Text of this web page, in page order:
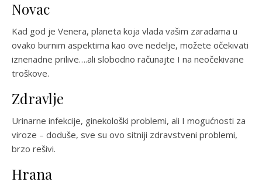
Novac
Kad god je Venera, planeta koja vlada vašim zaradama u
ovako burnim aspektima kao ove nedelje, možete očekivati
iznenadne prilive….ali slobodno računajte I na neočekivane
troškove.
Zdravlje
Urinarne infekcije, ginekološki problemi, ali I mogućnosti za
viroze – doduše, sve su ovo sitniji zdravstveni problemi,
brzo rešivi.
Hrana